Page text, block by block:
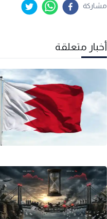
مشاركة
أخبار متعلقة